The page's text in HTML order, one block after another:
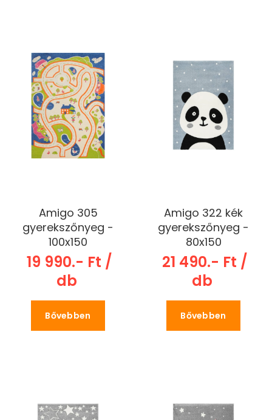
Amigo 305
gyerekszőnyeg -
100x150
19 990.- Ft /
db
Bővebben
Amigo 322 kék
gyerekszőnyeg -
80x150
21 490.- Ft /
db
Bővebben